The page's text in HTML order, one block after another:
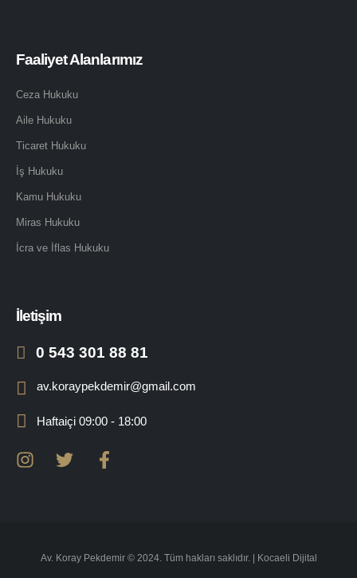
Faaliyet Alanlarımız
Ceza Hukuku
Aile Hukuku
Ticaret Hukuku
İş Hukuku
Kamu Hukuku
Miras Hukuku
İcra ve İflas Hukuku
İletişim
0 543 301 88 81
av.koraypekdemir@gmail.com
Haftaiçi 09:00 - 18:00
Av. Koray Pekdemir © 2024. Tüm hakları saklıdır. | Kocaeli Dijital